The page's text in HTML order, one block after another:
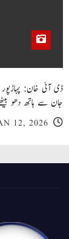
ڈی آئی خان:
جان سے ہاتھ دھو
12, 2026